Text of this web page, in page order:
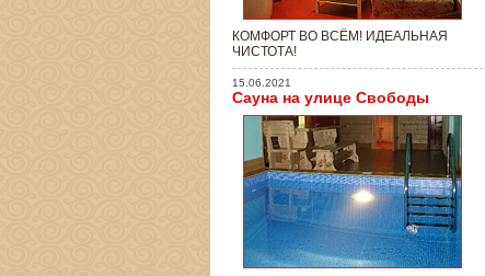
КОМФОРТ ВО ВСЁМ! ИДЕАЛЬНАЯ
ЧИСТОТА!
15.06.2021
Сауна на улице Свободы